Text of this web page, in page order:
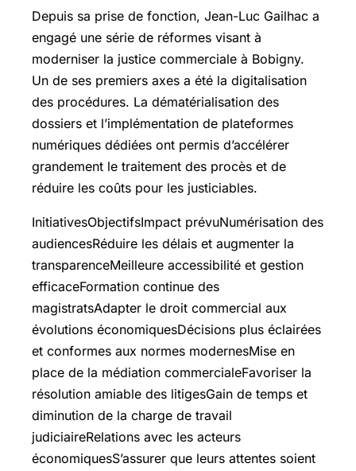
Depuis sa prise de fonction, Jean-Luc Gailhac a
engagé une série de réformes visant à
moderniser la justice commerciale à Bobigny.
Un de ses premiers axes a été la digitalisation
des procédures. La dématérialisation des
dossiers et l’implémentation de plateformes
numériques dédiées ont permis d’accélérer
grandement le traitement des procès et de
réduire les coûts pour les justiciables.
InitiativesObjectifsImpact prévuNumérisation des
audiencesRéduire les délais et augmenter la
transparenceMeilleure accessibilité et gestion
efficaceFormation continue des
magistratsAdapter le droit commercial aux
évolutions économiquesDécisions plus éclairées
et conformes aux normes modernesMise en
place de la médiation commercialeFavoriser la
résolution amiable des litigesGain de temps et
diminution de la charge de travail
judiciaireRelations avec les acteurs
économiquesS’assurer que leurs attentes soient